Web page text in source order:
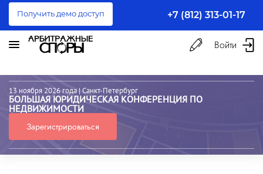
Получить демо доступ +7 (812) 313-01-17
Войти
13 ноября 2026 года | Санкт-Петербург
БОЛЬШАЯ ЮРИДИЧЕСКАЯ КОНФЕРЕНЦИЯ ПО
НЕДВИЖИМОСТИ
Зарегистрироваться